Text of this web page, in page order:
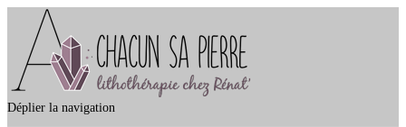
Déplier la navigation